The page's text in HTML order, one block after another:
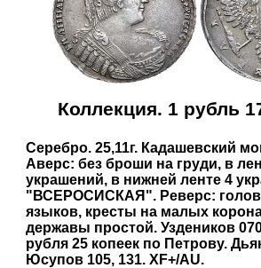
Коллекция. 1 рубль
Серебро. 25,11г. Кадашевский
Аверс: без броши на груди, в
украшений, в нижней ленте 4
"ВСЕРОСИСКАЯ". Реверс:
языков, кресты на малых
державы простой. Уздеников
рубля 25 копеек по Петрову.
Юсупов 105, 131. XF+/AU.